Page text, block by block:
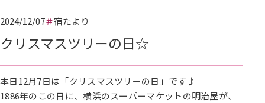
2024/12/07 宿たより
クリスマスツリーの日☆
本日12月7日は「クリスマスツリーの日」です♪
1886年のこの日に、横浜のスーパーマケットの明治屋が、